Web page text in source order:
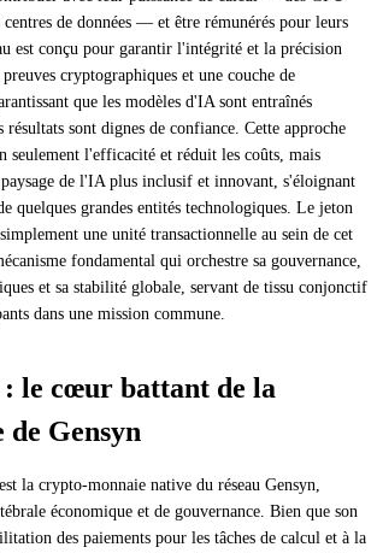
de données — et être rémunérés pour leurs
est conçu pour garantir l'intégrité et la précision
cryptographiques et une couche de
que les modèles d'IA sont entraînés
résultats sont dignes de confiance. Cette approche
seulement l'efficacité et réduit les coûts, mais
de l'IA plus inclusif et innovant, s'éloignant
quelques grandes entités technologiques. Le jeton
une unité transactionnelle au sein de cet
fondamental qui orchestre sa gouvernance,
et sa stabilité globale, servant de tissu conjonctif
dans une mission commune.
le cœur battant de la
de Gensyn
la crypto-monnaie native du réseau Gensyn,
économique et de gouvernance. Bien que son
des paiements pour les tâches de calcul et à la